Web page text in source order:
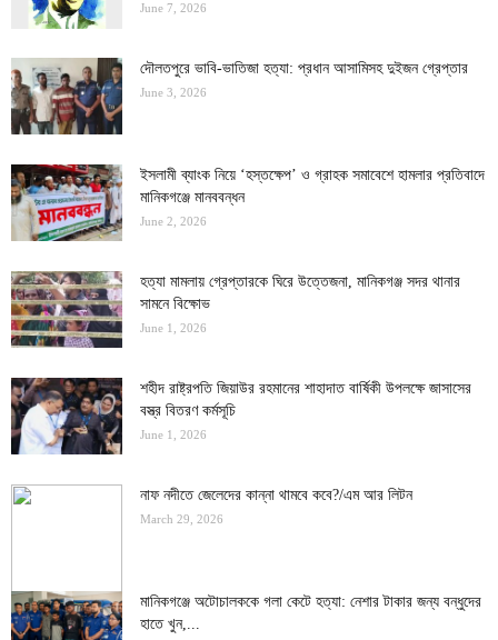
June 7, 2026
দৌলতপুরে ভাবি-ভাতিজা হত্যা: প্রধান আসামিসহ দুইজন গ্রেপ্তার
June 3, 2026
ইসলামী ব্যাংক নিয়ে ‘হস্তক্ষেপ’ ও গ্রাহক সমাবেশে হামলার প্রতিবাদে
মানিকগঞ্জে মানববন্ধন
June 2, 2026
হত্যা মামলায় গ্রেপ্তারকে ঘিরে উত্তেজনা, মানিকগঞ্জ সদর থানার
সামনে বিক্ষোভ
June 1, 2026
শহীদ রাষ্ট্রপতি জিয়াউর রহমানের শাহাদাত বার্ষিকী উপলক্ষে জাসাসের
বস্ত্র বিতরণ কর্মসূচি
June 1, 2026
নাফ নদীতে জেলেদের কান্না থামবে কবে?/এম আর লিটন
March 29, 2026
মানিকগঞ্জে অটোচালককে গলা কেটে হত্যা: নেশার টাকার জন্য বন্ধুদের
হাতে খুন,...